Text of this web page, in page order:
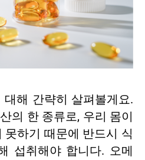
해 간략히 살펴볼게요.
의 한 종류로, 우리 몸이
못하기 때문에 반드시 식
섭취해야 합니다. 오메